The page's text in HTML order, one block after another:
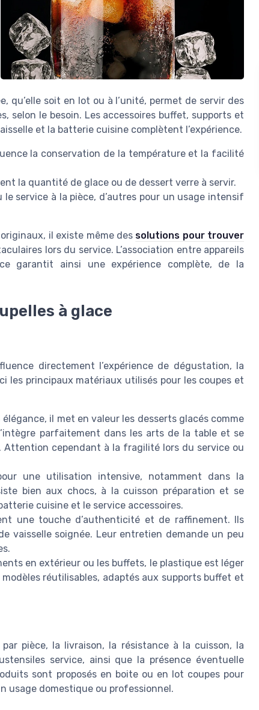
qu’elle soit en lot ou à l’unité, permet de servir des
selon le besoin. Les accessoires buffet, supports et
et la batterie cuisine complètent l’expérience.
la conservation de la température et la facilité
la quantité de glace ou de dessert verre à servir.
service à la pièce, d’autres pour un usage intensif
il existe même des solutions pour trouver
lors du service. L’association entre appareils
garantit ainsi une expérience complète, de la
à glace
directement l’expérience de dégustation, la
les principaux matériaux utilisés pour les coupes et
il met en valeur les desserts glacés comme
parfaitement dans les arts de la table et se
Attention cependant à la fragilité lors du service ou
une utilisation intensive, notamment dans la
bien aux chocs, à la cuisson préparation et se
cuisine et le service accessoires.
une touche d’authenticité et de raffinement. Ils
vaisselle soignée. Leur entretien demande un peu
en extérieur ou les buffets, le plastique est léger
réutilisables, adaptés aux supports buffet et
pièce, la livraison, la résistance à la cuisson, la
service, ainsi que la présence éventuelle
sont proposés en boite ou en lot coupes pour
usage domestique ou professionnel.